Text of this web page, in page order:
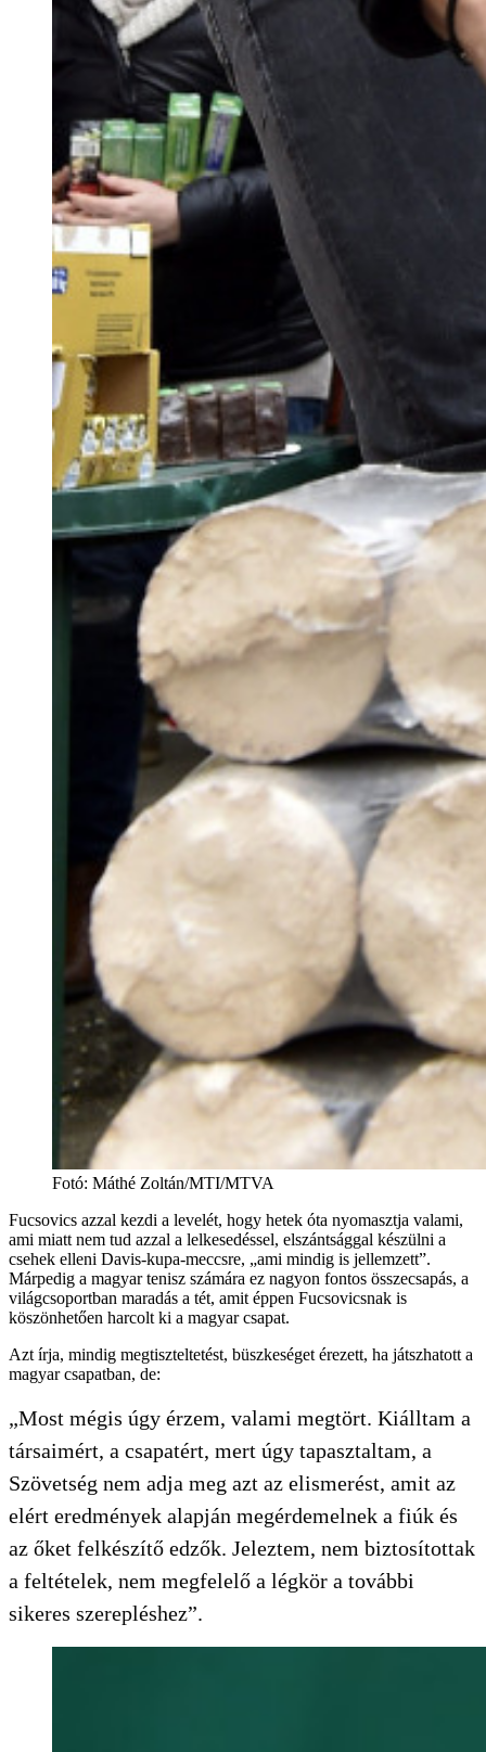
Fotó: Máthé Zoltán/MTI/MTVA
Fucsovics azzal kezdi a levelét, hogy hetek óta nyomasztja valami,
ami miatt nem tud azzal a lelkesedéssel, elszántsággal készülni a
csehek elleni Davis-kupa-meccsre, „ami mindig is jellemzett”.
Márpedig a magyar tenisz számára ez nagyon fontos összecsapás, a
világcsoportban maradás a tét, amit éppen Fucsovicsnak is
köszönhetően harcolt ki a magyar csapat.
Azt írja, mindig megtiszteltetést, büszkeséget érezett, ha játszhatott a
magyar csapatban, de:
„Most mégis úgy érzem, valami megtört. Kiálltam a
társaimért, a csapatért, mert úgy tapasztaltam, a
Szövetség nem adja meg azt az elismerést, amit az
elért eredmények alapján megérdemelnek a fiúk és
az őket felkészítő edzők. Jeleztem, nem biztosítottak
a feltételek, nem megfelelő a légkör a további
sikeres szerepléshez”.